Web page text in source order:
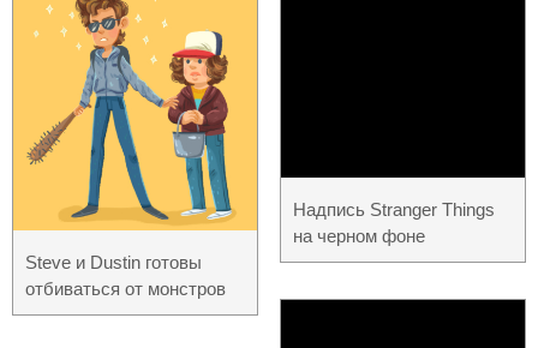
Steve и Dustin готовы
отбиваться от монстров
Надпись Stranger Things
на черном фоне